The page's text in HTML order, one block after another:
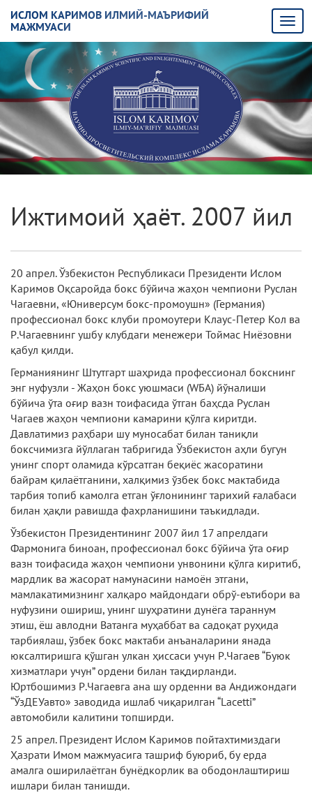
ИСЛОМ КАРИМОВ ИЛМИЙ-МАЪРИФИЙ
МАЖМУАСИ
Ижтимоий ҳаёт. 2007 йил
20 апрел. Ўзбекистон Республикаси Президенти Ислом
Каримов Оқсаройда бокс бўйича жаҳон чемпиони Руслан
Чагаевни, «Юниверсум бокс-промоушн» (Германия)
профессионал бокс клуби промоутери Клаус-Петер Кол ва
Р.Чагаевнинг ушбу клубдаги менежери Тоймас Ниёзовни
қабул қилди.
Германиянинг Штутгарт шаҳрида профессионал бокснинг
энг нуфузли - Жаҳон бокс уюшмаси (WБА) йўналиши
бўйича ўта оғир вазн тоифасида ўтган баҳсда Руслан
Чагаев жаҳон чемпиони камарини қўлга киритди.
Давлатимиз раҳбари шу муносабат билан таниқли
боксчимизга йўллаган табригида Ўзбекистон аҳли бугун
унинг спорт оламида кўрсатган беқиёс жасоратини
байрам қилаётганини, халқимиз ўзбек бокс мактабида
тарбия топиб камолга етган ўғлонининг тарихий ғалабаси
билан ҳақли равишда фахрланишини таъкидлади.
Ўзбекистон Президентининг 2007 йил 17 апрелдаги
Фармонига биноан, профессионал бокс бўйича ўта оғир
вазн тоифасида жаҳон чемпиони унвонини қўлга киритиб,
мардлик ва жасорат намунасини намоён этгани,
мамлакатимизнинг халқаро майдондаги обрў-еътибори ва
нуфузини ошириш, унинг шуҳратини дунёга тараннум
этиш, ёш авлодни Ватанга муҳаббат ва садоқат руҳида
тарбиялаш, ўзбек бокс мактаби анъаналарини янада
юксалтиришга қўшган улкан ҳиссаси учун Р.Чагаев “Буюк
хизматлари учун” ордени билан тақдирланди.
Юртбошимиз Р.Чагаевга ана шу орденни ва Андижондаги
“ЎзДЕУавто» заводида ишлаб чиқарилган “Lacetti”
автомобили калитини топширди.
25 апрел. Президент Ислом Каримов пойтахтимиздаги
Ҳазрати Имом мажмуасига ташриф буюриб, бу ерда
амалга оширилаётган бунёдкорлик ва ободонлаштириш
ишлари билан танишди.